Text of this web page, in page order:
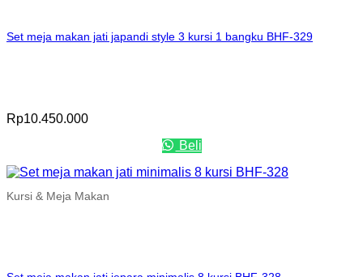
Set meja makan jati japandi style 3 kursi 1 bangku BHF-329
Rp10.450.000
Beli
Kursi & Meja Makan